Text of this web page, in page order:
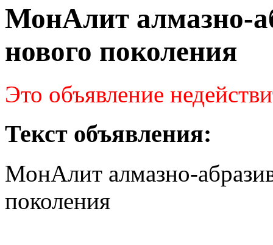
МонАлит алмазно-
нового поколения
Это объявление
Текст объявления:
МонАлит алмазно-
поколения